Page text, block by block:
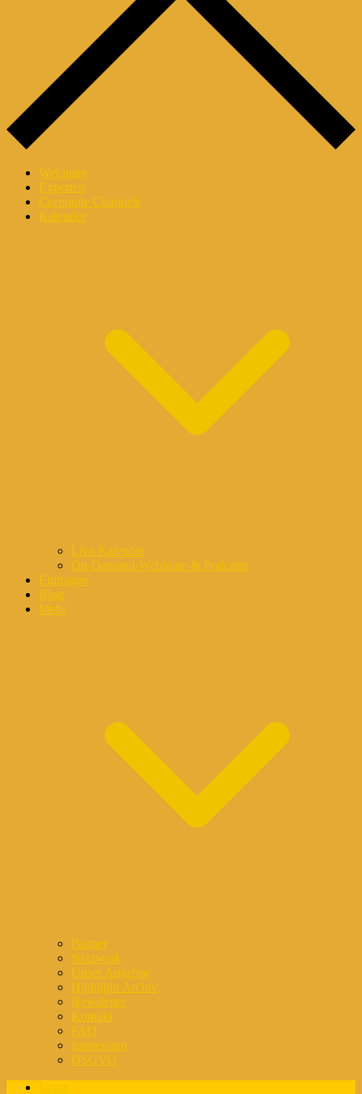
Webinare
Experten
Corporate Channels
Kalender
Live Kalender
On-Demand-Webinare & Podcasts
Eintragen
Blog
Mehr
Partner
Netzwerk
Unser Angebot
Highlight Archiv
Newsletter
Kontakt
FAQ
Impressum
DSGVO